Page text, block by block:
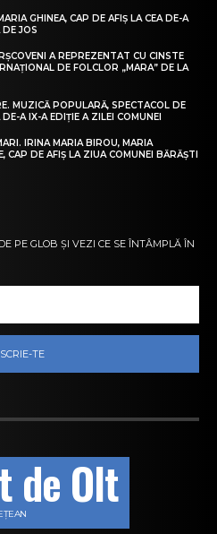
GHINEA, CAP DE AFIȘ LA CEA DE-A
DE JOS
A REPREZENTAT CU CINSTE
DE FOLCLOR „MARA” DE LA
MUZICĂ POPULARĂ, SPECTACOL DE
A IX-A EDIȚIE A ZILEI COMUNEI
IRINA MARIA BIROU, MARIA
CAP DE AFIȘ LA ZIUA COMUNEI BĂRĂȘTI
PE GLOB ȘI VEZI CE SE ÎNTÂMPLĂ ÎN
TE
de Olt